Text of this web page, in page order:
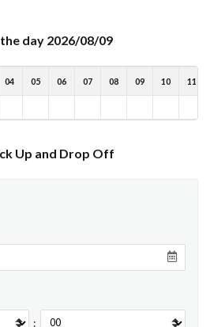
day 2026/08/09
04 05 06 07 08 09 10 11
Up and Drop Off
: